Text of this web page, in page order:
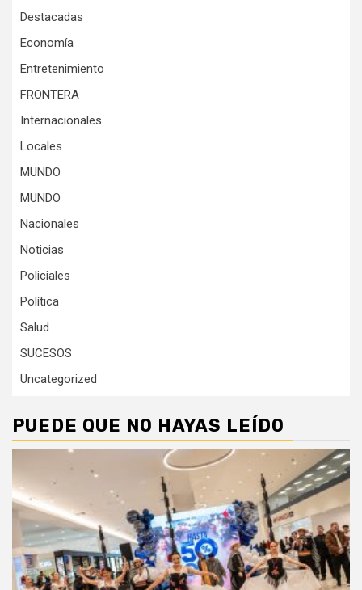
Destacadas
Economía
Entretenimiento
FRONTERA
Internacionales
Locales
MUNDO
MUNDO
Nacionales
Noticias
Policiales
Política
Salud
SUCESOS
Uncategorized
PUEDE QUE NO HAYAS LEÍDO